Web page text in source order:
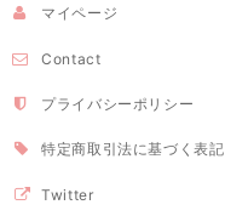
マイページ
Contact
プライバシーポリシー
特定商取引法に基づく表記
Twitter